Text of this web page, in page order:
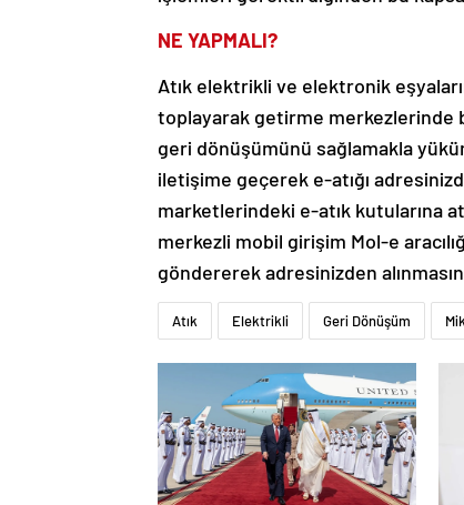
NE YAPMALI?
Atık elektrikli ve elektronik
toplayarak getirme merkezlerinde
geri dönüşümünü sağlamakla
iletişime geçerek e-atığı
marketlerindeki e-atık kutularına
merkezli mobil girişim Mol-e
göndererek adresinizden
Atık Elektrikli Geri Dönüşüm